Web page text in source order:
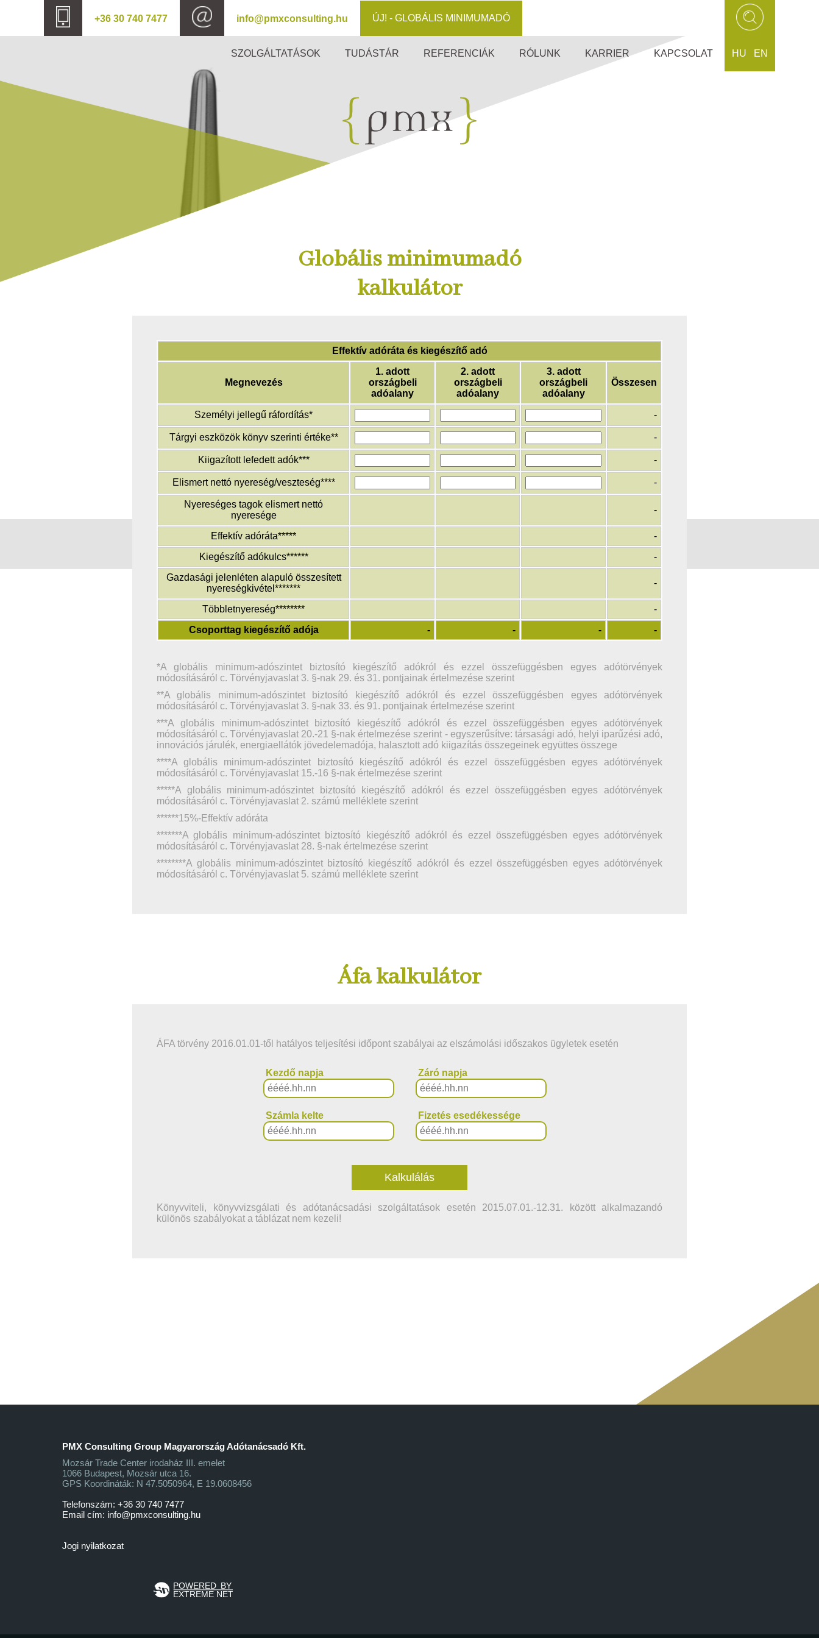
+36 30 740 7477 info@pmxconsulting.hu ÚJ! - GLOBÁLIS MINIMUMADÓ
HU EN
SZOLGÁLTATÁSOK TUDÁSTÁR REFERENCIÁK RÓLUNK KARRIER KAPCSOLAT
Globális minimumadó
kalkulátor
Effektív adóráta és kiegészítő adó
Megnevezés
1. adott
országbeli
adóalany
2. adott
országbeli
adóalany
3. adott
országbeli
adóalany
Összesen
Személyi jellegű ráfordítás* -
Tárgyi eszközök könyv szerinti értéke** -
Kiigazított lefedett adók*** -
Elismert nettó nyereség/veszteség**** -
Nyereséges tagok elismert nettó
nyeresége
-
Effektív adóráta*****
-
Kiegészítő adókulcs******
-
Gazdasági jelenléten alapuló összesített
nyereségkivétel*******
-
Többletnyereség********
-
Csoporttag kiegészítő adója
- - - -
*A globális minimum-adószintet biztosító kiegészítő adókról és ezzel összefüggésben egyes adótörvények
módosításáról c. Törvényjavaslat 3. §-nak 29. és 31. pontjainak értelmezése szerint
**A globális minimum-adószintet biztosító kiegészítő adókról és ezzel összefüggésben egyes adótörvények
módosításáról c. Törvényjavaslat 3. §-nak 33. és 91. pontjainak értelmezése szerint
***A globális minimum-adószintet biztosító kiegészítő adókról és ezzel összefüggésben egyes adótörvények
módosításáról c. Törvényjavaslat 20.-21 §-nak értelmezése szerint - egyszerűsítve: társasági adó, helyi iparűzési adó,
innovációs járulék, energiaellátók jövedelemadója, halasztott adó kiigazítás összegeinek együttes összege
****A globális minimum-adószintet biztosító kiegészítő adókról és ezzel összefüggésben egyes adótörvények
módosításáról c. Törvényjavaslat 15.-16 §-nak értelmezése szerint
*****A globális minimum-adószintet biztosító kiegészítő adókról és ezzel összefüggésben egyes adótörvények
módosításáról c. Törvényjavaslat 2. számú melléklete szerint
******15%-Effektív adóráta
*******A globális minimum-adószintet biztosító kiegészítő adókról és ezzel összefüggésben egyes adótörvények
módosításáról c. Törvényjavaslat 28. §-nak értelmezése szerint
********A globális minimum-adószintet biztosító kiegészítő adókról és ezzel összefüggésben egyes adótörvények
módosításáról c. Törvényjavaslat 5. számú melléklete szerint
Áfa kalkulátor
ÁFA törvény 2016.01.01-től hatályos teljesítési időpont szabályai az elszámolási időszakos ügyletek esetén
Kezdő napja Záró napja
Számla kelte Fizetés esedékessége
Kalkulálás
Könyvviteli, könyvvizsgálati és adótanácsadási szolgáltatások esetén 2015.07.01.-12.31. között alkalmazandó
különös szabályokat a táblázat nem kezeli!
PMX Consulting Group Magyarország Adótanácsadó Kft.
Mozsár Trade Center irodaház III. emelet
1066 Budapest, Mozsár utca 16.
GPS Koordináták: N 47.5050964, E 19.0608456
Telefonszám: +36 30 740 7477
Email cím: info@pmxconsulting.hu
Jogi nyilatkozat